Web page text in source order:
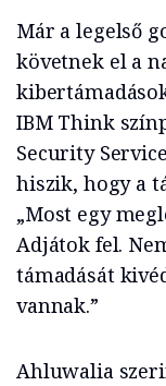
Már a legelső
követnek el a
IBM Think
Security
hiszik, hogy a
„Most egy
Adjátok fel.
támadását
vannak.”
Ahluwalia